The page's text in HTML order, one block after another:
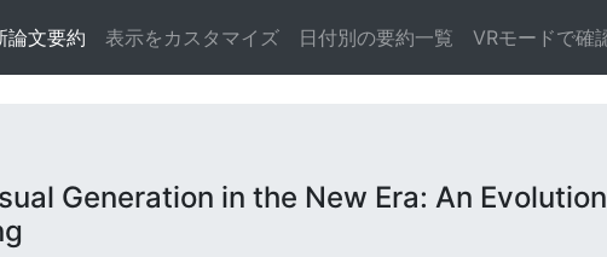
論文要約 表示をカスタマイズ 日付別の要約一覧 VRモードで確
Generation in the New Era: An